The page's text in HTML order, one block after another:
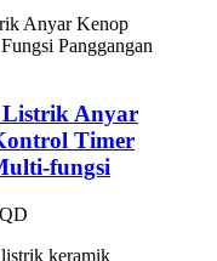
Listrik Anyar
Timer
fungsi
keramik